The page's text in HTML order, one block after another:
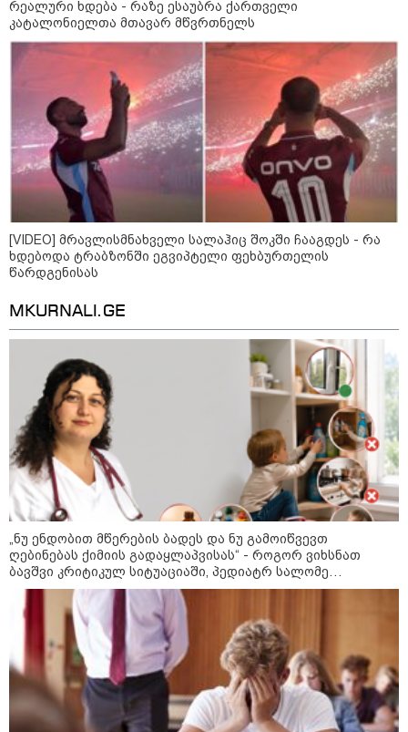
საზოგადოება
09:00 / 07-08-2026
18 წელი აგვისტოს ომიდან - ტრაგიკული
მოვლენების ქრონოლოგია, რომელიც
შესაძლოა, აღარ გვახსოვს
14:38 / 07-08-2026
სასკოლო ფორმების ჩინეთიდან
ეტაპად მოხდება - დეტალები
11:42 / 07-08-2026
რატომ ჩაბნელდა საქართველო
მესამედ და გველოდება თუ არა
ზამთარში მასშტაბური
ენერგოკრიზისი - "პრობლემის
მოგვარებას დაახლოებით ერთი
თვე დასჭირდება"
რეალური ხდება - რაზე ესაუბრა ქართველი
კატალონიელთა მთავარ მწვრთნელს
[VIDEO] მრავლისმნახველი სალაჰიც შოკში ჩააგდეს - რა
ხდებოდა ტრაბზონში ეგვიპტელი ფეხბურთელის
წარდგენისას
MKURNALI.GE
„ნუ ენდობით მწერების ბადეს და ნუ გამოიწვევთ
ღებინებას ქიმიის გადაყლაპვისას“ - როგორ ვიხსნათ
ბავშვი კრიტიკულ სიტუაციაში, პედიატრ სალომე
ახვლედიანის რჩევები